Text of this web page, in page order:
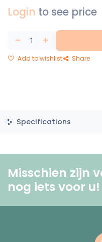
Login to see price
Add to wishlist Share
Specifications
Misschien zijn
nog iets voor u! ​